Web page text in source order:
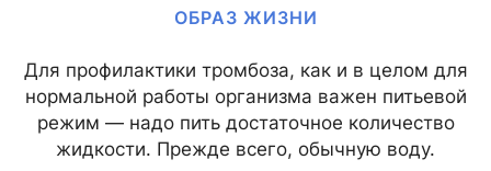
ОБРАЗ ЖИЗНИ
Для профилактики тромбоза, как и в целом для
нормальной работы организма важен питьевой
режим — надо пить достаточное количество
жидкости. Прежде всего, обычную воду.